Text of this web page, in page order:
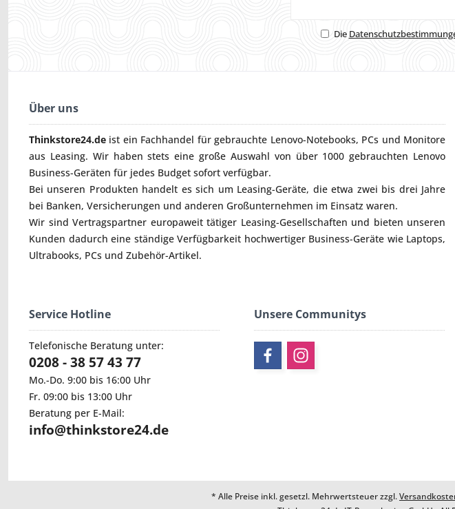
Die
Über uns
Thinkstore24.de ist ein Fachhandel für gebrauchte Lenovo-Notebooks, PCs und Monitore
aus Leasing. Wir haben stets eine große Auswahl von über 1000 gebrauchten Lenovo
Business-Geräten für jedes Budget sofort verfügbar.
Bei unseren Produkten handelt es sich um Leasing-Geräte, die etwa zwei bis drei Jahre
bei Banken, Versicherungen und anderen Großunternehmen im Einsatz waren.
Wir sind Vertragspartner europaweit tätiger Leasing-Gesellschaften und bieten unseren
Kunden dadurch eine ständige Verfügbarkeit hochwertiger Business-Geräte wie Laptops,
Ultrabooks, PCs und Zubehör-Artikel.
Service Hotline
Telefonische Beratung unter:
0208 - 38 57 43 77
Mo.-Do. 9:00 bis 16:00 Uhr
Fr. 09:00 bis 13:00 Uhr
Beratung per E-Mail:
info@thinkstore24.de
Unsere Communitys
* Alle Preise inkl. gesetzl. Mehrwertsteuer zzgl.